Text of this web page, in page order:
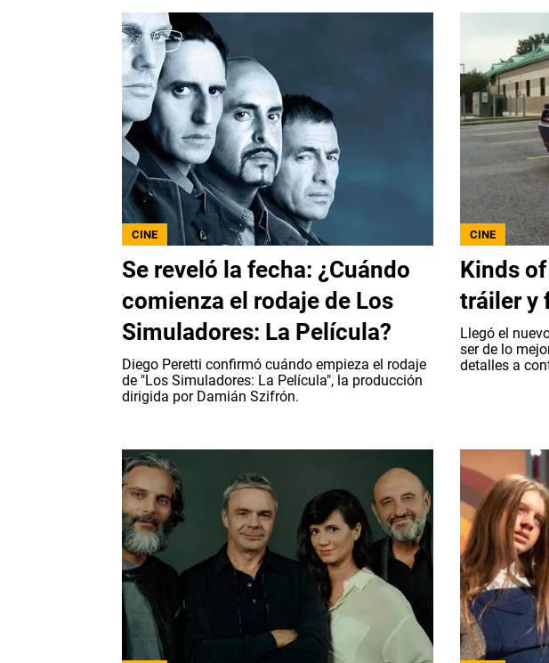
CINE
Se reveló la fecha: ¿Cuándo
comienza el rodaje de Los
Simuladores: La Película?
Diego Peretti confirmó cuándo empieza el rodaje
de "Los Simuladores: La Película", la producción
dirigida por Damián Szifrón.
CINE
Kinds
tráiler y
Llegó el
ser de lo
detalles a